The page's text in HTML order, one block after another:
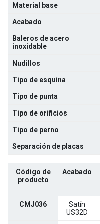
Material base
Acabado
Baleros de acero
inoxidable
Nudillos
Tipo de esquina
Tipo de punta
Tipo de orificios
Tipo de perno
Separación de placas
Código de
producto
Acabado
CMJ036
Satín
US32D